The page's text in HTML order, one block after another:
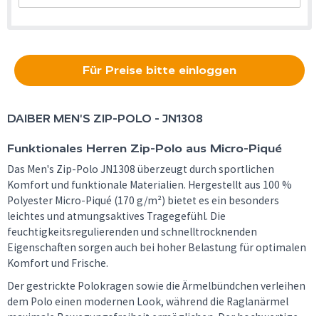
Für Preise bitte einloggen
DAIBER MEN'S ZIP-POLO - JN1308
Funktionales Herren Zip-Polo aus Micro-Piqué
Das Men's Zip-Polo JN1308 überzeugt durch sportlichen
Komfort und funktionale Materialien. Hergestellt aus 100 %
Polyester Micro-Piqué (170 g/m²) bietet es ein besonders
leichtes und atmungsaktives Tragegefühl. Die
feuchtigkeitsregulierenden und schnelltrocknenden
Eigenschaften sorgen auch bei hoher Belastung für optimalen
Komfort und Frische.
Der gestrickte Polokragen sowie die Ärmelbündchen verleihen
dem Polo einen modernen Look, während die Raglanärmel